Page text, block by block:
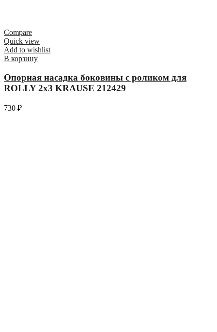
Compare
Quick view
Add to wishlist
В корзину
Опорная насадка боковины с роликом для
ROLLY 2х3 KRAUSE 212429
730 ₽